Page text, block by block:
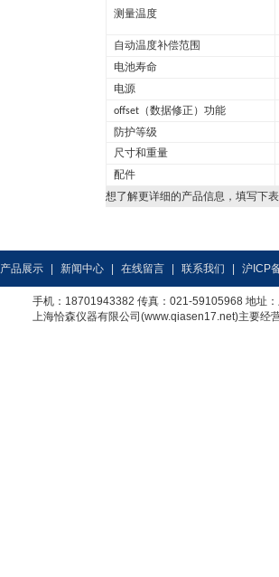
测量温度
自动温度补偿范围
电池寿命
电源
offset （数据修正）功能
防护等级
尺寸和重量
配件
想了解更详细的产品信息，填写下
产品展示 新闻中心 在线留言 联系我们 沪ICP
手机：18701943382 传真：021-59105968 地址
上海恰森仪器有限公司(www.qiasen17.net)主要经